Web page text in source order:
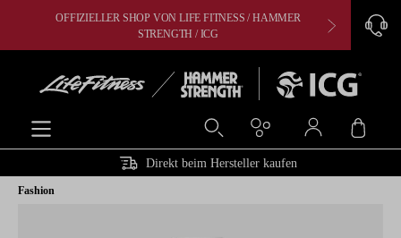
springenOFFIZIELLER SHOP VON LIFE FITNESS / HAMMER
STRENGTH / ICG
Direkt beim Hersteller kaufen
Fashion